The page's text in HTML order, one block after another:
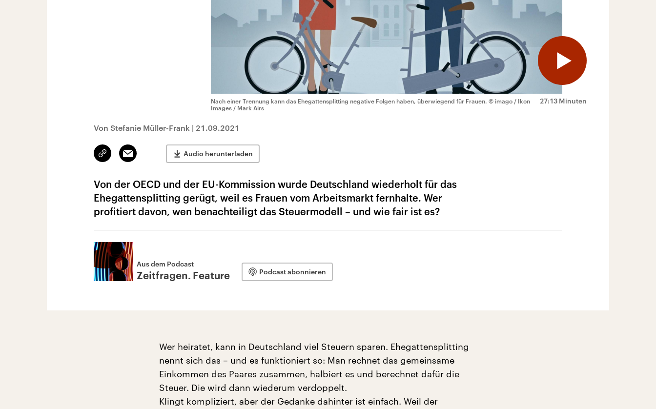
27:13 Minuten
Nach einer Trennung kann das Ehegattensplitting negative Folgen haben, überwiegend für Frauen. © imago / Ikon
Images / Mark Airs
Von Stefanie Müller-Frank | 21.09.2021
Link
kopieren/teilen
Email Audio herunterladen
Von der OECD und der EU-Kommission wurde Deutschland wiederholt für das
Ehegattensplitting gerügt, weil es Frauen vom Arbeitsmarkt fernhalte. Wer
profitiert davon, wen benachteiligt das Steuermodell – und wie fair ist es?
Aus dem Podcast
Zeitfragen. Feature Podcast abonnieren
Wer heiratet, kann in Deutschland viel Steuern sparen. Ehegattensplitting
nennt sich das – und es funktioniert so: Man rechnet das gemeinsame
Einkommen des Paares zusammen, halbiert es und berechnet dafür die
Steuer. Die wird dann wiederum verdoppelt.
Klingt kompliziert, aber der Gedanke dahinter ist einfach. Weil der